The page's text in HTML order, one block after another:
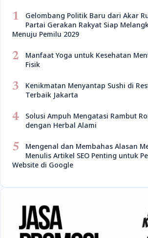
1
Gelombang Politik Baru dari Akar
Partai Gerakan Rakyat Siap
Menuju Pemilu 2029
2
Manfaat Yoga untuk Kesehatan
Fisik
3
Kenikmatan Menyantap Sushi di
Terbaik Jakarta
4
Solusi Ampuh Mengatasi Rambut
dengan Herbal Alami
5
Mengenal dan Membahas Alasan
Menulis Artikel SEO Penting untuk
Website di Google